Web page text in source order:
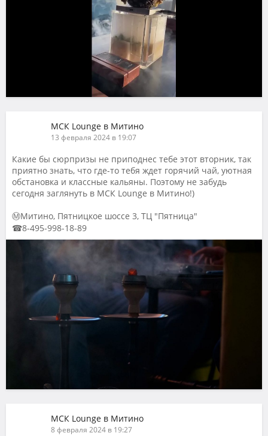
МСК Lounge в Митино
13 февраля 2024 в 19:07
Какие бы сюрпризы не приподнес тебе этот вторник, так
приятно знать, что где-то тебя ждет горячий чай, уютная
обстановка и классные кальяны. Поэтому не забудь
сегодня заглянуть в МСК Lounge в Митино!)
ⓂМитино, Пятницкое шоссе 3, ТЦ "Пятница"
☎8-495-998-18-89
МСК Lounge в Митино
8 февраля 2024 в 19:27